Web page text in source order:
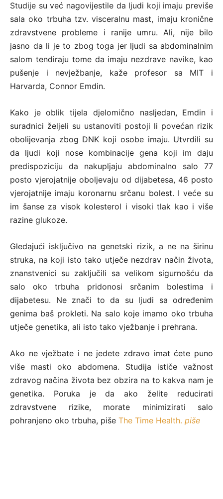
Studije su već nagovijestile da ljudi koji imaju previše
sala oko trbuha tzv. visceralnu mast, imaju kronične
zdravstvene probleme i ranije umru. Ali, nije bilo
jasno da li je to zbog toga jer ljudi sa abdominalnim
salom tendiraju tome da imaju nezdrave navike, kao
pušenje i nevježbanje, kaže profesor sa MIT i
Harvarda, Connor Emdin.
Kako je oblik tijela djelomično nasljedan, Emdin i
suradnici željeli su ustanoviti postoji li povećan rizik
obolijevanja zbog DNK koji osobe imaju. Utvrdili su
da ljudi koji nose kombinacije gena koji im daju
predispoziciju da nakupljaju abdominalno salo 77
posto vjerojatnije oboljevaju od dijabetesa, 46 posto
vjerojatnije imaju koronarnu srčanu bolest. I veće su
im šanse za visok kolesterol i visoki tlak kao i više
razine glukoze.
Gledajući isključivo na genetski rizik, a ne na širinu
struka, na koji isto tako utječe nezdrav način života,
znanstvenici su zaključili sa velikom sigurnošću da
salo oko trbuha pridonosi srčanim bolestima i
dijabetesu. Ne znači to da su ljudi sa određenim
genima baš prokleti. Na salo koje imamo oko trbuha
utječe genetika, ali isto tako vježbanje i prehrana.
Ako ne vježbate i ne jedete zdravo imat ćete puno
više masti oko abdomena. Studija ističe važnost
zdravog načina života bez obzira na to kakva nam je
genetika. Poruka je da ako želite reducirati
zdravstvene rizike, morate minimizirati salo
pohranjeno oko trbuha, piše The Time Health. piše